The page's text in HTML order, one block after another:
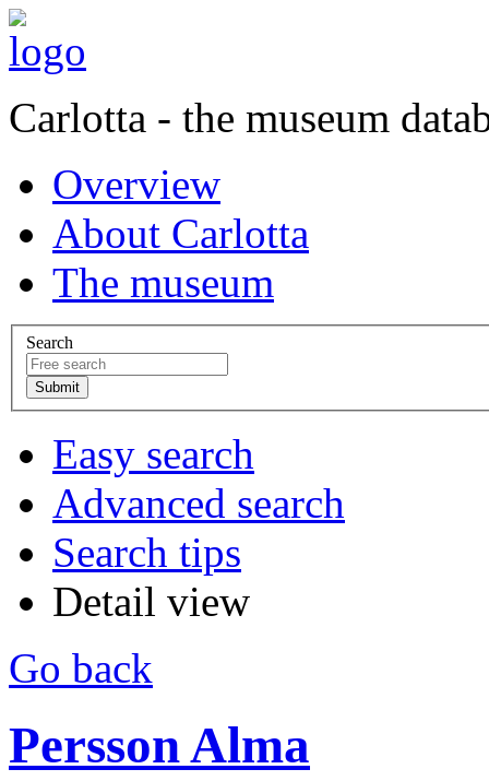
Carlotta - the museum
Overview
About Carlotta
The museum
Search
Easy search
Advanced search
Search tips
Detail view
Go back
Persson Alma